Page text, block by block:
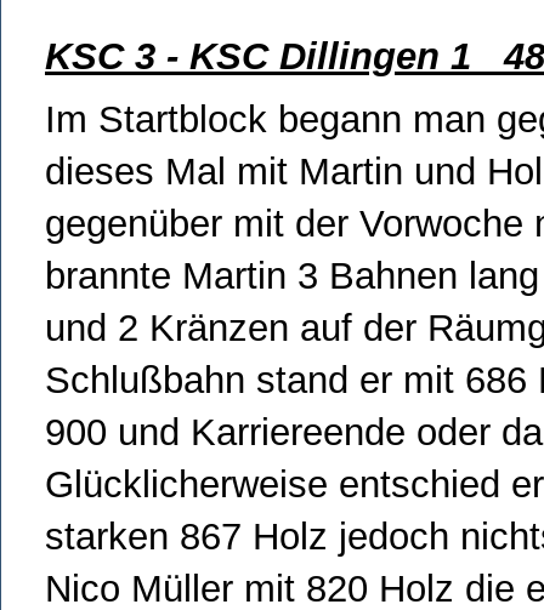
KSC 3 - KSC Dillingen 1
Im Startblock begann man
dieses Mal mit Martin und
gegenüber mit der
brannte Martin 3 Bahnen
und 2 Kränzen auf der
Schlußbahn stand er mit
900 und Karriereende oder
Glücklicherweise entschied
starken 867 Holz jedoch
Nico Müller mit 820 Holz die